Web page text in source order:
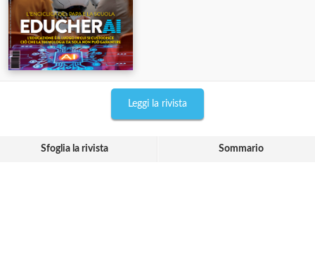
Leggi la rivista
Sfoglia la rivista Sommario